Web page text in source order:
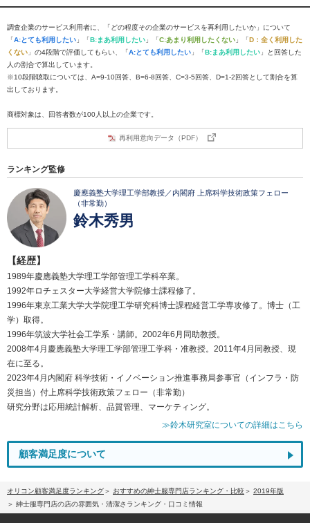
調査企業のサービス利用者に、「どの程度その企業のサービスを再利用したいか」について
「A:とても利用したい 」「B:まあ利用したい 」「C:あまり利用したくない 」「D：全く利用した
くない 」の4段階で評価してもらい、「A:とても利用したい 」「B:まあ利用したい 」と回答した
人の割合で算出しています。
※10段階聴取については、A=9-10回答、B=6-8回答、C=3-5回答、D=1-2回答として割合を算
出しております。
商標対象は、回答者数が100人以上の企業です。
再利用意向データ（PDF）
ランキング監修
慶應義塾大学理工学部教授／内閣府 上席科学技術政策フェロー
（非常勤）
鈴木秀男
【経歴】
1989年慶應義塾大学理工学部管理工学科卒業。
1992年ロチェスター大学経営大学院修士課程修了。
1996年東京工業大学大学院理工学研究科博士課程経営工学専攻修了。博士（工
学）取得。
1996年筑波大学社会工学系・講師。2002年6月同助教授。
2008年4月慶應義塾大学理工学部管理工学科・准教授。2011年4月同教授、現
在に至る。
2023年4月内閣府 科学技術・イノベーション推進事務局参事官（インフラ・防
災担当）付上席科学技術政策フェロー（非常勤）
研究分野は応用統計解析、品質管理、マーケティング。
≫鈴木研究室についての詳細はこちら
顧客満足度について
オリコン顧客満足度ランキング おすすめの紳士服専門店ランキング・比較
2019年版
紳士服専門店の店の雰囲気・清潔さランキング・口コミ情報